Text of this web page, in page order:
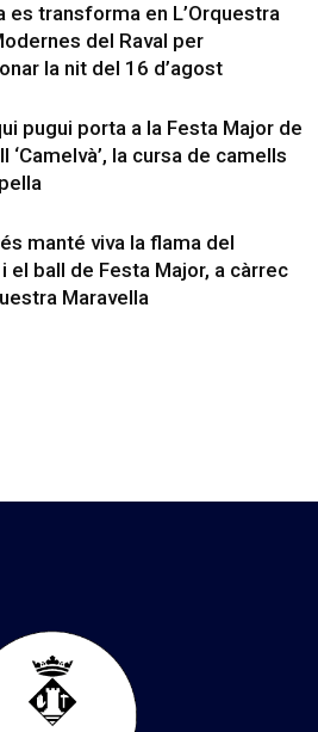
es transforma en L’Orquestra
del Raval per
la nit del 16 d’agost
pugui porta a la Festa Major de
‘Camelvà’, la cursa de camells
manté viva la flama del
el ball de Festa Major, a càrrec
Maravella